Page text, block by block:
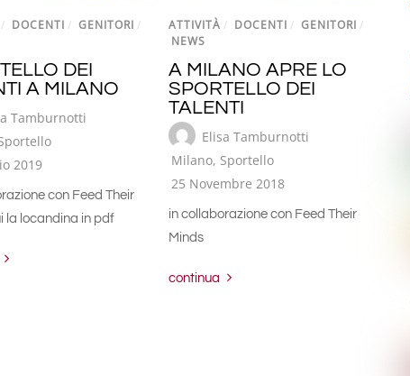
/ DOCENTI / GENITORI /
DEI
A MILANO
Tamburnotti
2019
con Feed Their
la locandina in pdf
ATTIVITÀ / DOCENTI / GENITORI /
NEWS
A MILANO APRE LO
SPORTELLO DEI
TALENTI
Elisa Tamburnotti
Milano, Sportello
25 Novembre 2018
in collaborazione con Feed Their
Minds
continua